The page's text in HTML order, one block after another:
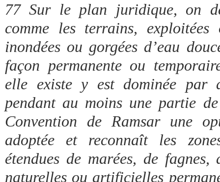
77 Sur le plan juridique, on
comme les terrains,
inondées ou gorgées d’eau
façon permanente ou
elle existe y est dominée par
pendant au moins une partie
Convention de Ramsar une
adoptée et reconnaît les
étendues de marées, de
naturelles ou artificielles